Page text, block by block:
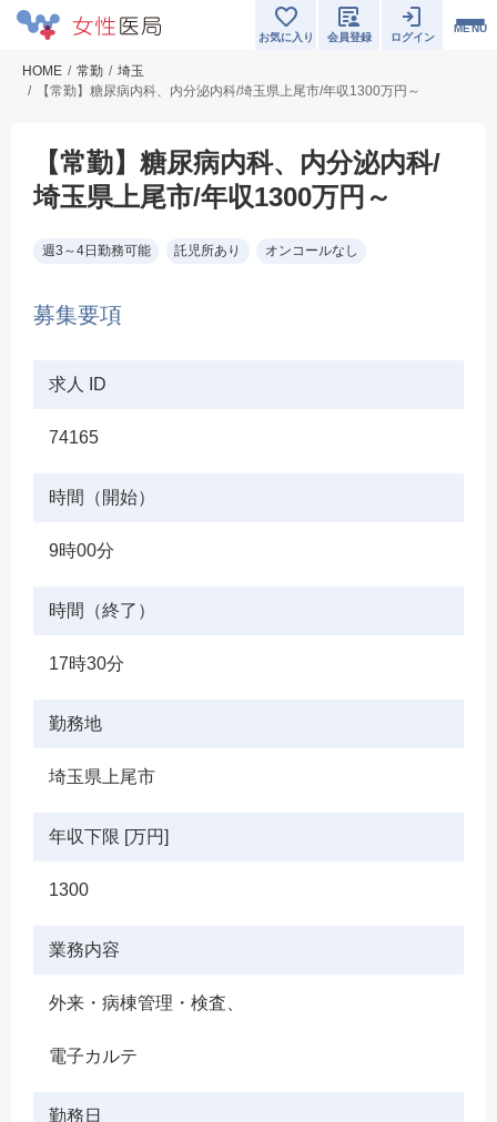
MENU
お気に入り 会員登録 ログイン
HOME 常勤
埼玉
【常勤】糖尿病内科、内分泌内科/埼玉県上尾市/年収1300万円～
【常勤】糖尿病内科、内分泌内科/
埼玉県上尾市/年収1300万円～
週3～4日勤務可能 託児所あり オンコールなし
募集要項
求人 ID
74165
時間（開始）
9時00分
時間（終了）
17時30分
勤務地
埼玉県上尾市
年収下限 [万円]
1300
業務内容
外来・病棟管理・検査、
電子カルテ
勤務日